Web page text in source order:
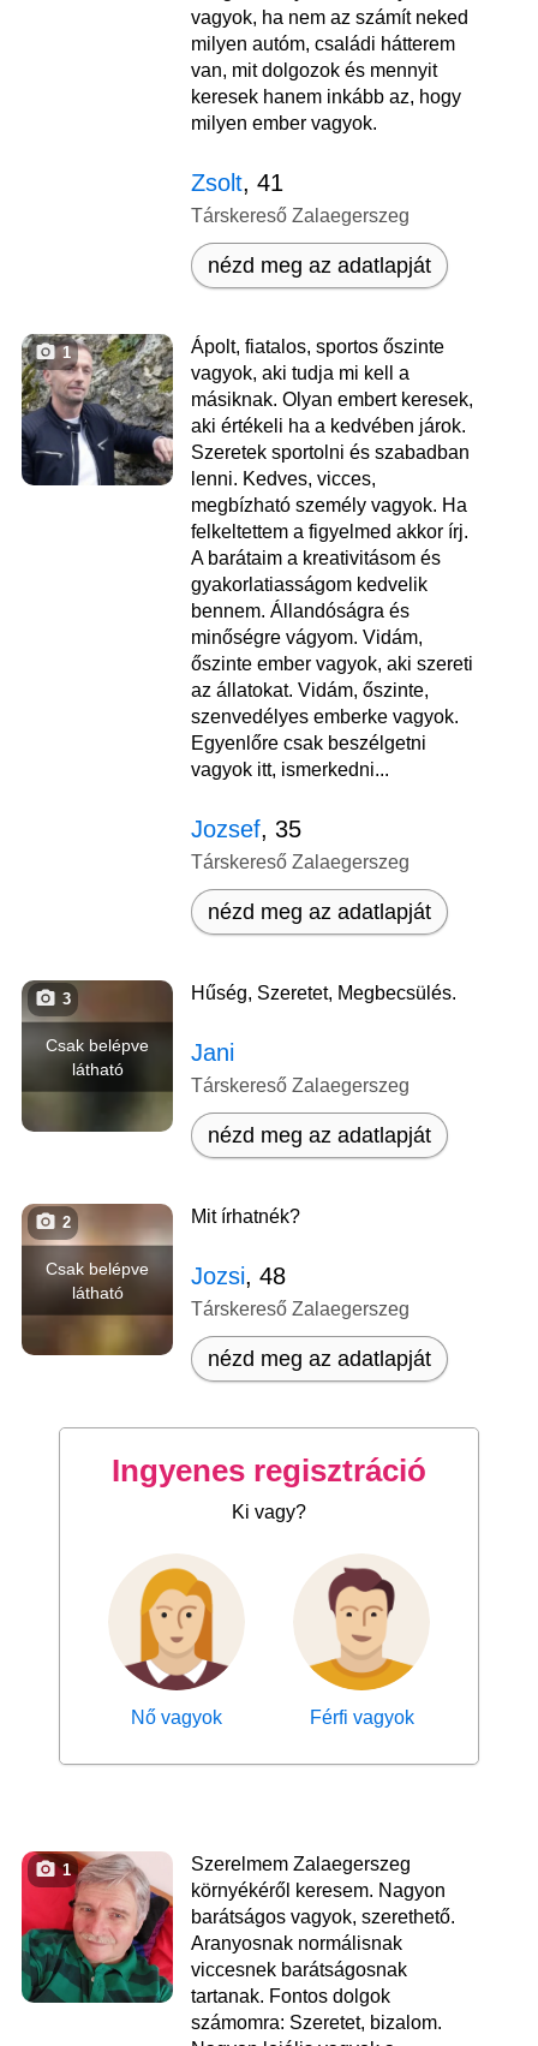
vagyok, ha nem az számít neked
milyen autóm, családi hátterem
van, mit dolgozok és mennyit
keresek hanem inkább az, hogy
milyen ember vagyok.
Zsolt, 41
Társkereső Zalaegerszeg
nézd meg az adatlapját
1
Ápolt, fiatalos, sportos őszinte
vagyok, aki tudja mi kell a
másiknak. Olyan embert keresek,
aki értékeli ha a kedvében járok.
Szeretek sportolni és szabadban
lenni. Kedves, vicces,
megbízható személy vagyok. Ha
felkeltettem a figyelmed akkor írj.
A barátaim a kreativitásom és
gyakorlatiasságom kedvelik
bennem. Állandóságra és
minőségre vágyom. Vidám,
őszinte ember vagyok, aki szereti
az állatokat. Vidám, őszinte,
szenvedélyes emberke vagyok.
Egyenlőre csak beszélgetni
vagyok itt, ismerkedni...
Jozsef, 35
Társkereső Zalaegerszeg
nézd meg az adatlapját
Csak belépve
látható
3 Hűség, Szeretet, Megbecsülés.
Jani
Társkereső Zalaegerszeg
nézd meg az adatlapját
Csak belépve
látható
2 Mit írhatnék?
Jozsi, 48
Társkereső Zalaegerszeg
nézd meg az adatlapját
Ingyenes regisztráció
Ki vagy?
Nő vagyok Férfi vagyok
1
Szerelmem Zalaegerszeg
környékéről keresem. Nagyon
barátságos vagyok, szerethető.
Aranyosnak normálisnak
viccesnek barátságosnak
tartanak. Fontos dolgok
számomra: Szeretet, bizalom.